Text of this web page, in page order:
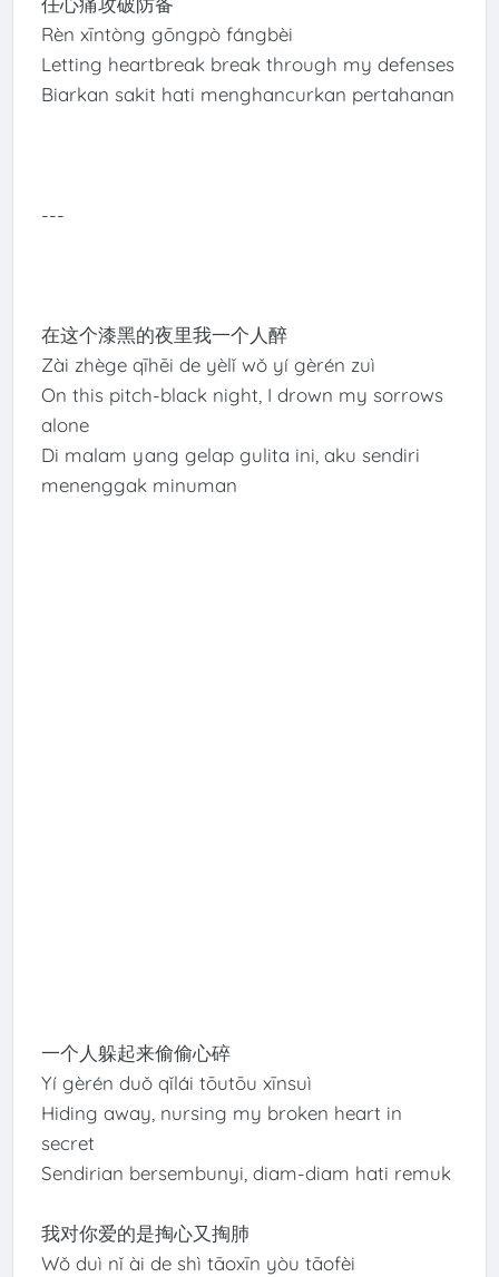
Rèn xīntòng gōngpò fángbèi
Letting heartbreak break through my defenses
Biarkan sakit hati menghancurkan pertahanan
---
在这个漆黑的夜里我一个人醉
Zài zhège qīhēi de yèlǐ wǒ yí gèrén zuì
On this pitch-black night, I drown my sorrows
alone
Di malam yang gelap gulita ini, aku sendiri
menenggak minuman
一个人躲起来偷偷心碎
Yí gèrén duǒ qǐlái tōutōu xīnsuì
Hiding away, nursing my broken heart in
secret
Sendirian bersembunyi, diam-diam hati remuk
我对你爱的是掏心又掏肺
Wǒ duì nǐ ài de shì tāoxīn yòu tāofèi